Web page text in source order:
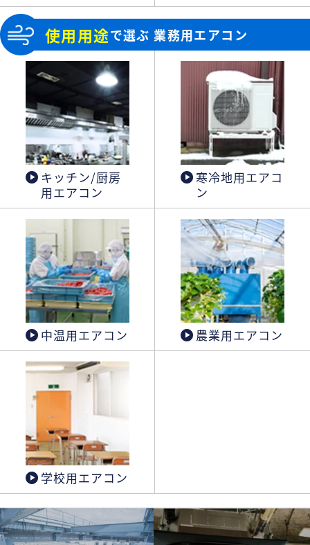
使用用途で選ぶ 業務用エアコン
キッチン/厨房
用エアコン
寒冷地用エアコ
ン
中温用エアコン 農業用エアコン
学校用エアコン